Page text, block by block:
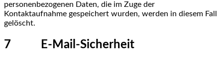
personenbezogenen Daten, die im Zuge der
Kontaktaufnahme gespeichert wurden, werden in diesem Fall
gelöscht.
7 E-Mail-Sicherheit